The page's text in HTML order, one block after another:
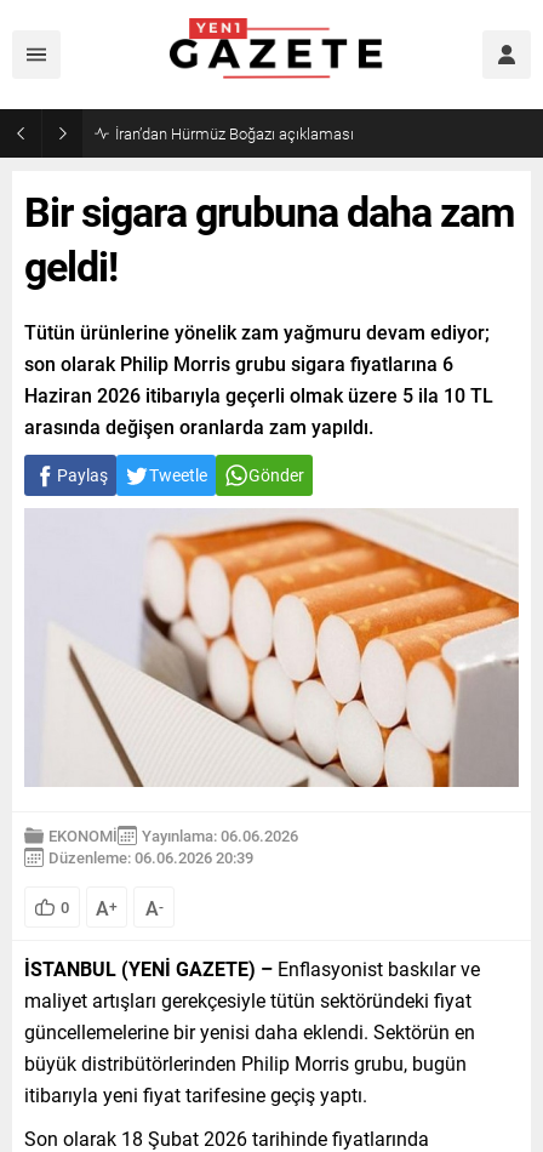
İran’dan Hürmüz Boğazı açıklaması
Bir sigara grubuna daha zam
geldi!
Tütün ürünlerine yönelik zam yağmuru devam ediyor;
son olarak Philip Morris grubu sigara fiyatlarına 6
Haziran 2026 itibarıyla geçerli olmak üzere 5 ila 10 TL
arasında değişen oranlarda zam yapıldı.
Paylaş Tweetle Gönder
EKONOMİ
Yayınlama: 06.06.2026
Düzenleme: 06.06.2026 20:39
0 A+ A-
İSTANBUL (YENİ GAZETE) – Enflasyonist baskılar ve
maliyet artışları gerekçesiyle tütün sektöründeki fiyat
güncellemelerine bir yenisi daha eklendi. Sektörün en
büyük distribütörlerinden Philip Morris grubu, bugün
itibarıyla yeni fiyat tarifesine geçiş yaptı.
Son olarak 18 Şubat 2026 tarihinde fiyatlarında